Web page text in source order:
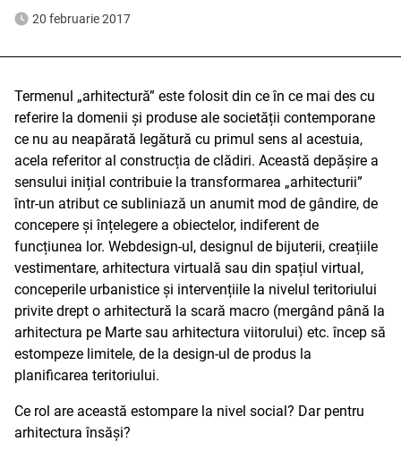
20 februarie 2017
Termenul „arhitectură” este folosit din ce în ce mai des cu
referire la domenii și produse ale societății contemporane
ce nu au neapărată legătură cu primul sens al acestuia,
acela referitor al construcția de clădiri. Această depășire a
sensului inițial contribuie la transformarea „arhitecturii”
într-un atribut ce subliniază un anumit mod de gândire, de
concepere și înțelegere a obiectelor, indiferent de
funcțiunea lor. Webdesign-ul, designul de bijuterii, creațiile
vestimentare, arhitectura virtuală sau din spațiul virtual,
conceperile urbanistice și intervențiile la nivelul teritoriului
privite drept o arhitectură la scară macro (mergând până la
arhitectura pe Marte sau arhitectura viitorului) etc. încep să
estompeze limitele, de la design-ul de produs la
planificarea teritoriului.
Ce rol are această estompare la nivel social? Dar pentru
arhitectura însăși?